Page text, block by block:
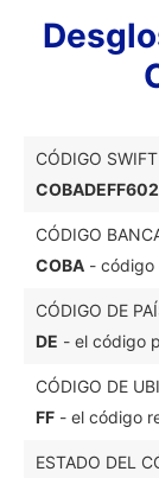
CÓDIGO SWIFT
COBADEFF602
CÓDIGO
COBA - código
CÓDIGO DE
DE - el código
CÓDIGO DE
FF - el código
ESTADO DEL